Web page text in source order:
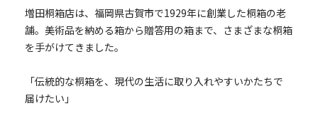
増田桐箱店は、福岡県古賀市で1929年に創業した桐箱の老
舗。美術品を納める箱から贈答用の箱まで、さまざまな桐箱
を手がけてきました。
「伝統的な桐箱を、現代の生活に取り入れやすいかたちで
届けたい」